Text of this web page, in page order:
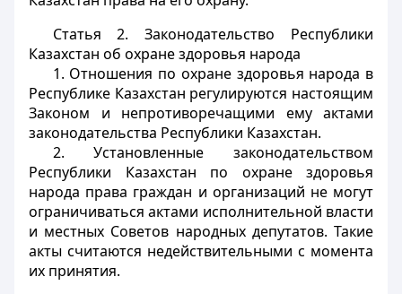
Статья 2. Законодательство Республики
Казахстан об охране здоровья народа
1. Отношения по охране здоровья народа в
Республике Казахстан регулируются настоящим
Законом и непротиворечащими ему актами
законодательства Республики Казахстан.
2. Установленные законодательством
Республики Казахстан по охране здоровья
народа права граждан и организаций не могут
ограничиваться актами исполнительной власти
и местных Советов народных депутатов. Такие
акты считаются недействительными с момента
их принятия.